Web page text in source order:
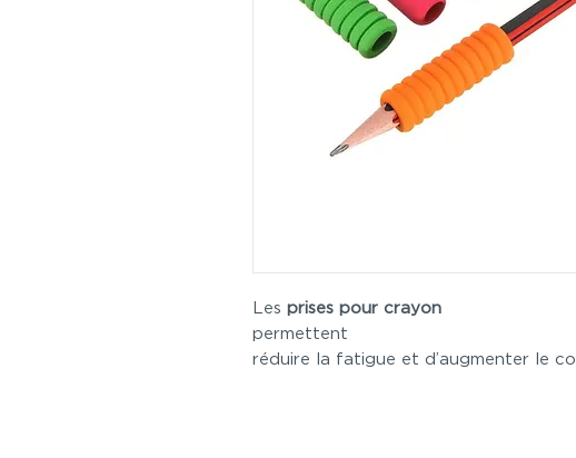
Les prises pour crayon
réduire la fatigue et d’augmenter le